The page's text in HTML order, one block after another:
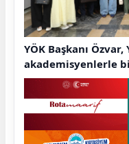
YÖK Başkanı
akademisyenlerle